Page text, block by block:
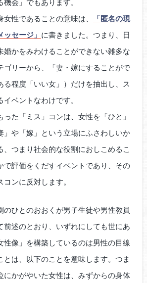
会」でもあります。
女性であることの意味は、
「匿名の現
セージ」 に書きました。つまり、日
婚かをみわけることができない雑多な
ゴリーから、「妻・嫁にすることがで
る程度「いい女」）だけを抽出し、ス
ベントなわけです。
た「ミス」コンは、女性を「ひと」
」や「嫁」という立場にふさわしいか
、つまり社会的な役割におしこめるこ
で評価をくだすイベントであり、その
ンに反対します。
のひとのおおくが男子生徒や男性教員
前述のとおり、いずれにしても世にあ
性像」を構築しているのは男性の目線
とは、以下のことを意味します。つま
にかがやいた女性は、みずからの身体